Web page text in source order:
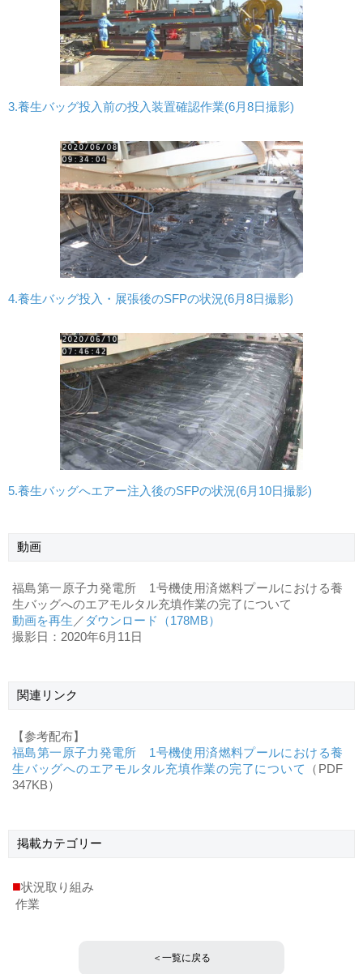
3.養生バッグ投入前の投入装置確認作業(6月8日撮影)
4.養生バッグ投入・展張後のSFPの状況(6月8日撮影)
5.養生バッグへエアー注入後のSFPの状況(6月10日撮影)
動画
福島第一原子力発電所 1号機使用済燃料プールにおける養
生バッグへのエアモルタル充填作業の完了について
動画を再生 ／ ダウンロード（178MB）
撮影日：2020年6月11日
関連リンク
【参考配布】
福島第一原子力発電所 1号機使用済燃料プールにおける養
生バッグへのエアモルタル充填作業の完了について
（PDF
347KB）
掲載カテゴリー
■状況取り組み
作業
＜一覧に戻る